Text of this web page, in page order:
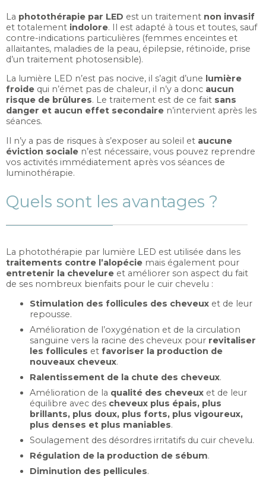
La photothérapie par LED est un traitement non invasif
et totalement indolore. Il est adapté à tous et toutes, sauf
contre-indications particulières (femmes enceintes et
allaitantes, maladies de la peau, épilepsie, rétinoïde, prise
d’un traitement photosensible).
La lumière LED n’est pas nocive, il s’agit d’une lumière
froide qui n’émet pas de chaleur, il n’y a donc aucun
risque de brûlures. Le traitement est de ce fait sans
danger et aucun effet secondaire n’intervient après les
séances.
Il n’y a pas de risques à s’exposer au soleil et aucune
éviction sociale n’est nécessaire, vous pouvez reprendre
vos activités immédiatement après vos séances de
luminothérapie.
Quels sont les avantages ?
La photothérapie par lumière LED est utilisée dans les
traitements contre l’alopécie mais également pour
entretenir la chevelure et améliorer son aspect du fait
de ses nombreux bienfaits pour le cuir chevelu :
Stimulation des follicules des cheveux et de leur
repousse.
Amélioration de l’oxygénation et de la circulation
sanguine vers la racine des cheveux pour revitaliser
les follicules et favoriser la production de
nouveaux cheveux.
Ralentissement de la chute des cheveux.
Amélioration de la qualité des cheveux et de leur
équilibre avec des cheveux plus épais, plus
brillants, plus doux, plus forts, plus vigoureux,
plus denses et plus maniables.
Soulagement des désordres irritatifs du cuir chevelu.
Régulation de la production de sébum.
Diminution des pellicules.